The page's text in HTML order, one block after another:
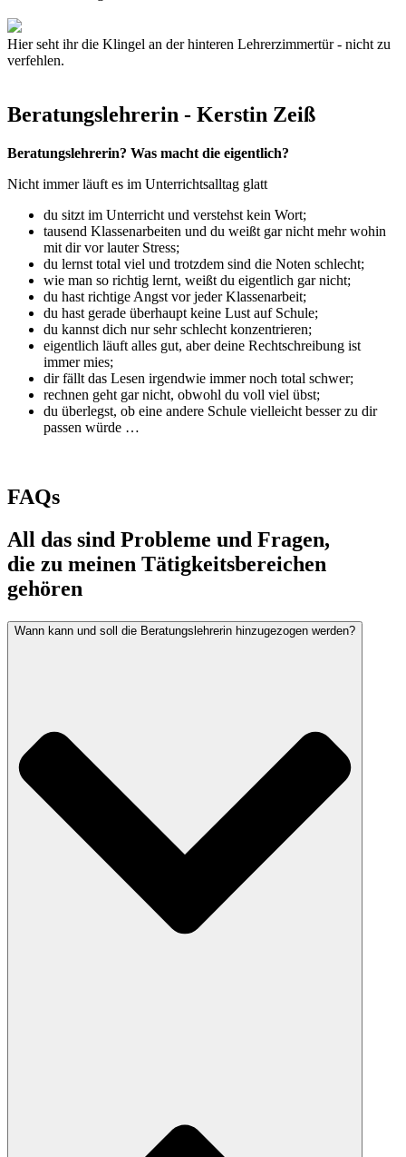
Hier seht ihr die Klingel an der hinteren Lehrerzimmertür - nicht zu
verfehlen.
Beratungslehrerin - Kerstin Zeiß
Beratungslehrerin? Was macht die eigentlich?
Nicht immer läuft es im Unterrichtsalltag glatt
du sitzt im Unterricht und verstehst kein Wort;
tausend Klassenarbeiten und du weißt gar nicht mehr wohin
mit dir vor lauter Stress;
du lernst total viel und trotzdem sind die Noten schlecht;
wie man so richtig lernt, weißt du eigentlich gar nicht;
du hast richtige Angst vor jeder Klassenarbeit;
du hast gerade überhaupt keine Lust auf Schule;
du kannst dich nur sehr schlecht konzentrieren;
eigentlich läuft alles gut, aber deine Rechtschreibung ist
immer mies;
dir fällt das Lesen irgendwie immer noch total schwer;
rechnen geht gar nicht, obwohl du voll viel übst;
du überlegst, ob eine andere Schule vielleicht besser zu dir
passen würde …
FAQs
All das sind Probleme und Fragen,
die zu meinen Tätigkeitsbereichen
gehören
Wann kann und soll die Beratungslehrerin hinzugezogen werden?